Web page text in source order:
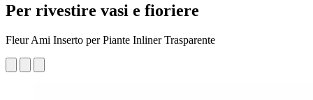
Per rivestire vasi e fioriere
Fleur Ami Inserto per Piante Inliner Trasparente